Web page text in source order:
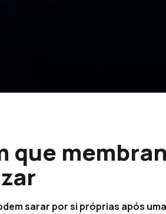
que
sarar por si próprias após